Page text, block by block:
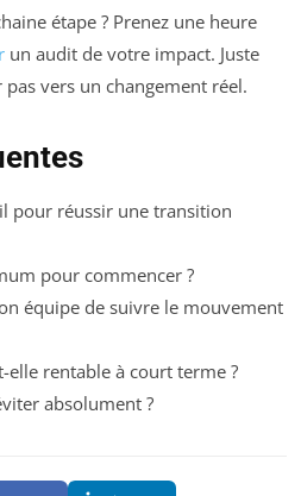
étape ? Prenez une heure
un audit de votre impact. Juste
pas vers un changement réel.
pour réussir une transition
pour commencer ?
équipe de suivre le mouvement
elle rentable à court terme ?
absolument ?